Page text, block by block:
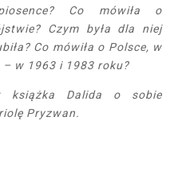
Co mówiła o
Czym była dla niej
Co mówiła o Polsce, w
w 1963 i 1983 roku?
książka Dalida o sobie
Pryzwan.